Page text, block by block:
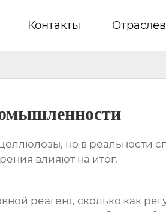
Контакты
но в реальности
влияют на итог.
реагент, сколько как